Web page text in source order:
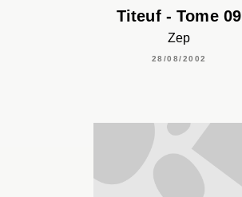
Titeuf - Tome 09
Zep
28/08/2002